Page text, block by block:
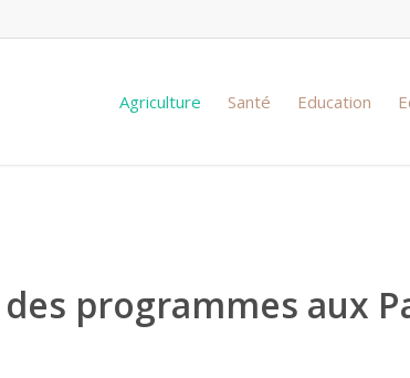
Agriculture Santé Education
programmes aux